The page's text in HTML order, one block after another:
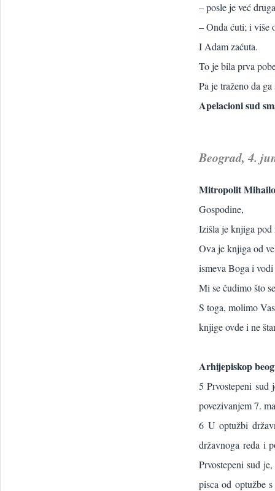
– posle je već
– Onda ćuti; i više
I Adam zaćuta.
To je bila prva
Pa je traženo da
Apelacioni sud
Beograd, 4.
Mitropolit Mihailo
Gospodine,
Izišla je knjiga pod
Ova je knjiga od
ismeva Boga i
Mi se čudimo što
S toga, molimo
knjige ovde i ne
Arhijepiskop
5 Prvostepeni sud
povezivanjem 7.
6 U optužbi
državnoga reda i
Prvostepeni sud
pisca od optužbe